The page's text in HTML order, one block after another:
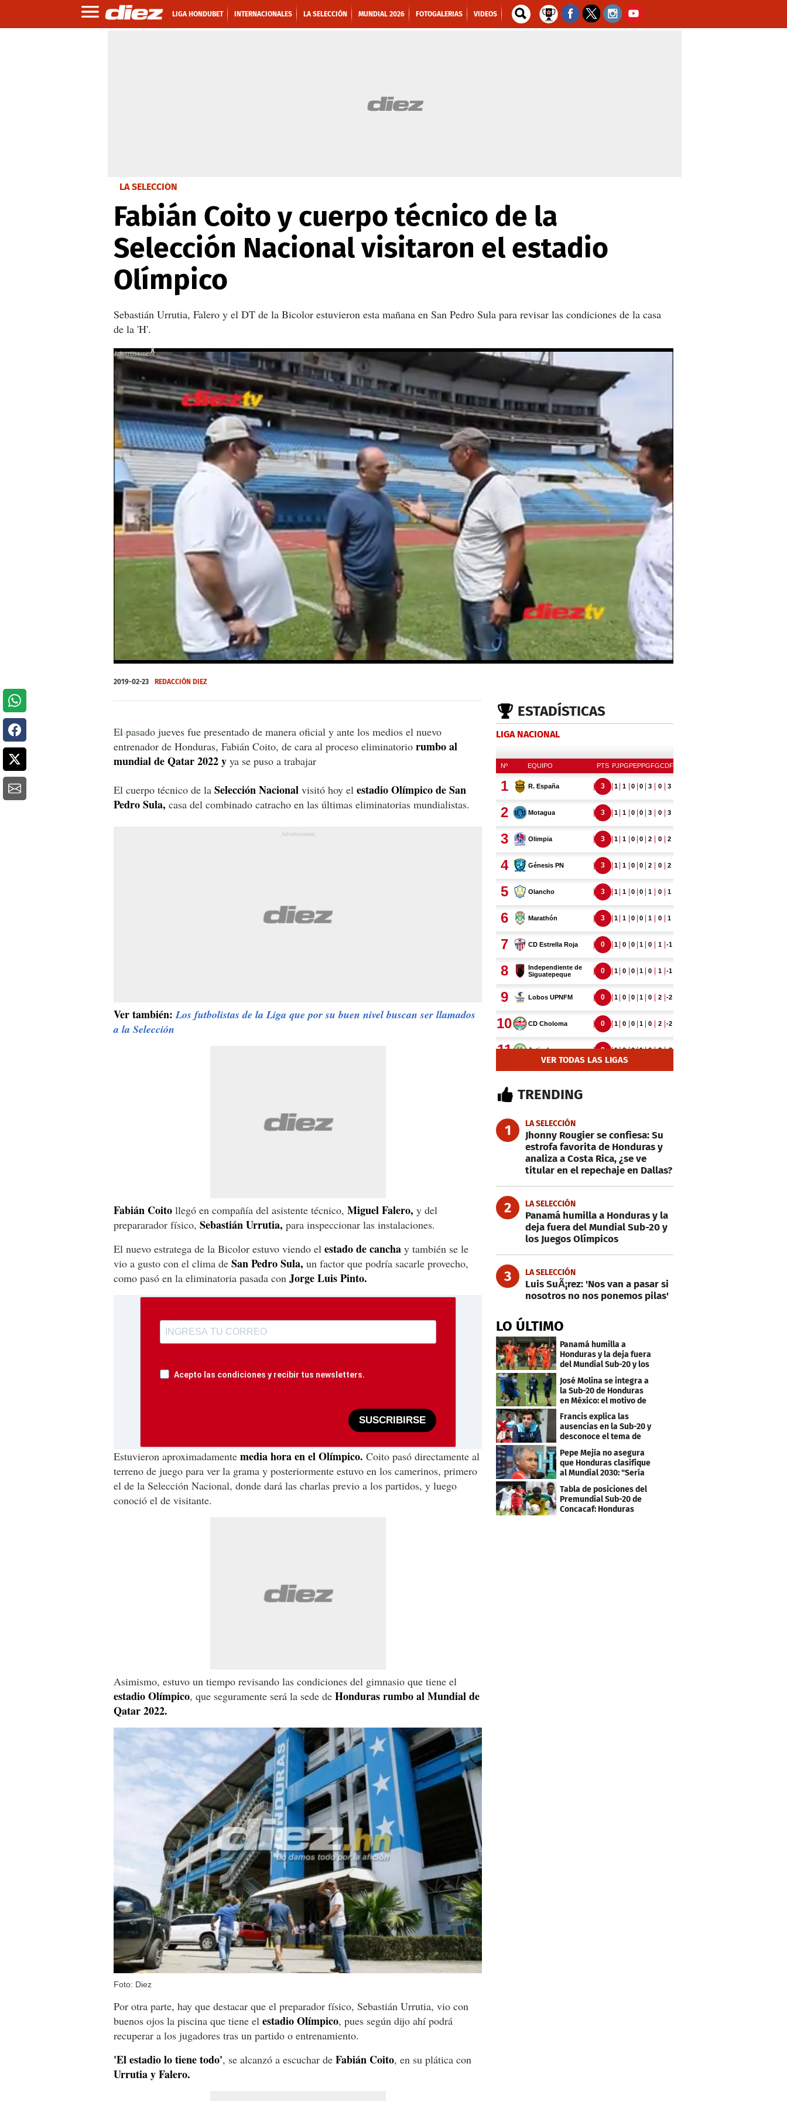
LIGA HONDUBET INTERNACIONALES LA SELECCIÓN MUNDIAL 2026 FOTOGALERIAS VIDEOS
LA SELECCIÓN
Fabián Coito y cuerpo técnico de la
Selección Nacional visitaron el estadio
Olímpico
Sebastián Urrutia, Falero y el DT de la Bicolor estuvieron esta mañana en San Pedro Sula para revisar las condiciones de la casa
de la 'H'.
seconds
of
X
X
2019-02-23 REDACCIÓN DIEZ
El pasado jueves fue presentado de manera oficial y ante los medios el nuevo
entrenador de Honduras, Fabián Coito, de cara al proceso eliminatorio rumbo al
mundial de Qatar 2022 y ya se puso a trabajar
El cuerpo técnico de la Selección Nacional visitó hoy el estadio Olímpico de San
Pedro Sula, casa del combinado catracho en las últimas eliminatorias mundialistas.
Ver también: Los futbolistas de la Liga que por su buen nivel buscan ser llamados
a la Selección
Fabián Coito llegó en compañía del asistente técnico, Miguel Falero, y del
prepararador físico, Sebastián Urrutia, para inspeccionar las instalaciones.
El nuevo estratega de la Bicolor estuvo viendo el estado de cancha y también se le
vio a gusto con el clima de San Pedro Sula, un factor que podría sacarle provecho,
como pasó en la eliminatoria pasada con Jorge Luis Pinto.
Acepto las condiciones y recibir tus newsletters.
SUSCRIBIRSE
Estuvieron aproximadamente media hora en el Olímpico. Coito pasó directamente al
terreno de juego para ver la grama y posteriormente estuvo en los camerinos, primero
el de la Selección Nacional, donde dará las charlas previo a los partidos, y luego
conoció el de visitante.
Asimismo, estuvo un tiempo revisando las condiciones del gimnasio que tiene el
estadio Olímpico, que seguramente será la sede de Honduras rumbo al Mundial de
Qatar 2022.
Foto: Diez
Por otra parte, hay que destacar que el preparador físico, Sebastián Urrutia, vio con
buenos ojos la piscina que tiene el estadio Olímpico, pues según dijo ahí podrá
recuperar a los jugadores tras un partido o entrenamiento.
'El estadio lo tiene todo', se alcanzó a escuchar de Fabián Coito, en su plática con
Urrutia y Falero.
ESTADÍSTICAS
LIGA NACIONAL
VER TODAS LAS LIGAS
TRENDING
1 LA SELECCIÓN
Jhonny Rougier se confiesa: Su
estrofa favorita de Honduras y
analiza a Costa Rica, ¿se ve
titular en el repechaje en Dallas?
2 LA SELECCIÓN
Panamá humilla a Honduras y la
deja fuera del Mundial Sub-20 y
los Juegos Olímpicos
3 LA SELECCIÓN
Luis SuÃ¡rez: 'Nos van a pasar si
nosotros no nos ponemos pilas'
LO ÚLTIMO
Panamá humilla a
Honduras y la deja fuera
del Mundial Sub-20 y los
Juegos Olímpicos
José Molina se integra a
la Sub-20 de Honduras
en México: el motivo de
su viaje
Francis explica las
ausencias en la Sub-20 y
desconoce el tema de
los tiktokers
Pepe Mejía no asegura
que Honduras clasifique
al Mundial 2030: "Sería
mentir"
Tabla de posiciones del
Premundial Sub-20 de
Concacaf: Honduras